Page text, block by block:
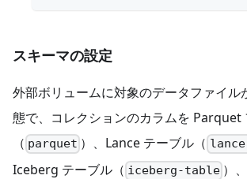
スキーマの設定
外部ボリュームに対象のデータファイル
態で、コレクションのカラムを Parquet
（ parquet ）、Lance テーブル（
Iceberg テーブル（ iceberg-table ）